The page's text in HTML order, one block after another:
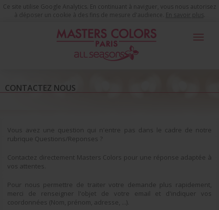
Ce site utilise Google Analytics. En continuant à naviguer, vous nous autorisez
à déposer un cookie à des fins de mesure d'audience. En savoir plus
Toggle
CONTACTEZ NOUS
Vous avez une question qui n'entre pas dans le cadre de notre
rubrique Questions/Reponses ?
Contactez directement Masters Colors pour une réponse adaptée à
vos attentes.
Pour nous permettre de traiter votre demande plus rapidement,
merci de renseigner l'objet de votre email et d'indiquer vos
coordonnées (Nom, prénom, adresse, ...).